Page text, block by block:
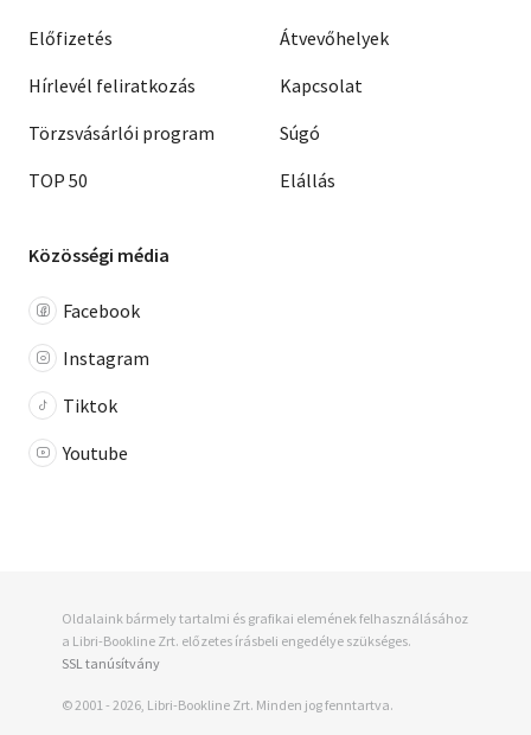
Előfizetés
Hírlevél feliratkozás
Törzsvásárlói program
TOP 50
Átvevőhelyek
Kapcsolat
Súgó
Elállás
Közösségi média
Facebook
Instagram
Tiktok
Youtube
Oldalaink bármely tartalmi és grafikai elemének felhasználásához
a Libri-Bookline Zrt. előzetes írásbeli engedélye szükséges.
SSL tanúsítvány
© 2001 - 2026, Libri-Bookline Zrt. Minden jog fenntartva.